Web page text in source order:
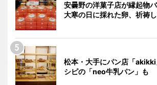
安曇野の洋菓子店が縁起物
大寒の日に採れた卵、祈祷
松本・大手にパン店「
シピの「neo牛乳パン」も